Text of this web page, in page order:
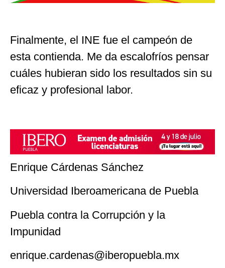
Finalmente, el INE fue el campeón de
esta contienda. Me da escalofríos pensar
cuáles hubieran sido los resultados sin su
eficaz y profesional labor.
Enrique Cárdenas Sánchez
Universidad Iberoamericana de Puebla
Puebla contra la Corrupción y la
Impunidad
enrique.cardenas@iberopuebla.mx